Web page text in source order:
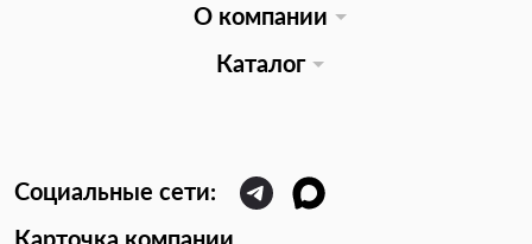
О компании
Каталог